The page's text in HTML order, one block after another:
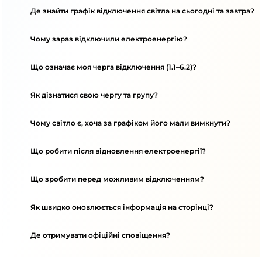
Де знайти графік відключення світла на сьогодні та завтра?
Чому зараз відключили електроенергію?
Що означає моя черга відключення (1.1–6.2)?
Як дізнатися свою чергу та групу?
Чому світло є, хоча за графіком його мали вимкнути?
Що робити після відновлення електроенергії?
Що зробити перед можливим відключенням?
Як швидко оновлюється інформація на сторінці?
Де отримувати офіційні сповіщення?